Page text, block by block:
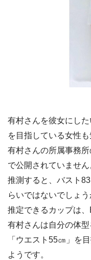
有村さんを彼女にし
を目指している女性
有村さんの所属事務
で公開されていませ
推測すると、バスト
らいではないでしょ
推定できるカップは、
有村さんは自分の体
「ウエスト55㎝」を
ようです。